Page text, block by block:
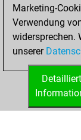
Marketing-
Verwendung
widersprechen.
unserer